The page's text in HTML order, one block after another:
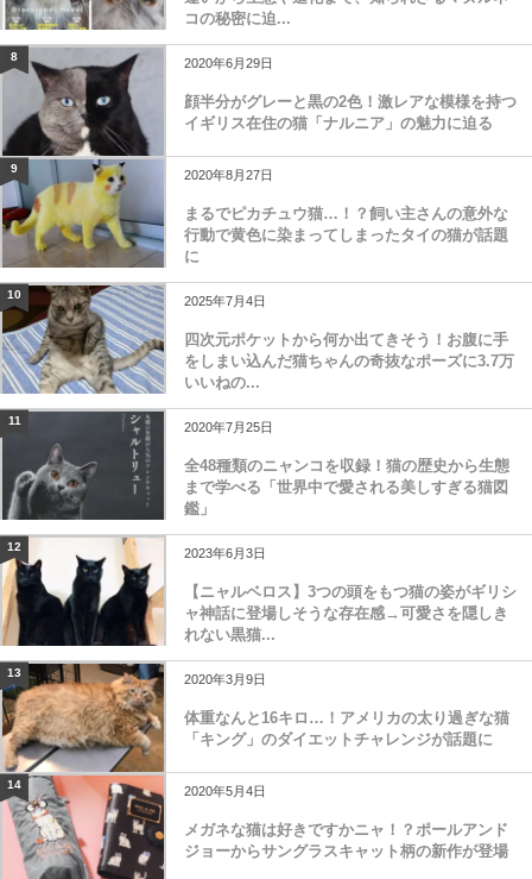
コの秘密に迫...
8 2020年6月29日
顔半分がグレーと黒の2色！激レアな模様を持つ
イギリス在住の猫「ナルニア」の魅力に迫る
9 2020年8月27日
まるでピカチュウ猫…！？飼い主さんの意外な
行動で黄色に染まってしまったタイの猫が話題
に
10 2025年7月4日
四次元ポケットから何か出てきそう！お腹に手
をしまい込んだ猫ちゃんの奇抜なポーズに3.7万
いいねの...
11 2020年7月25日
全48種類のニャンコを収録！猫の歴史から生態
まで学べる「世界中で愛される美しすぎる猫図
鑑」
12 2023年6月3日
【ニャルベロス】3つの頭をもつ猫の姿がギリシ
ャ神話に登場しそうな存在感→可愛さを隠しき
れない黒猫...
13 2020年3月9日
体重なんと16キロ…！アメリカの太り過ぎな猫
「キング」のダイエットチャレンジが話題に
14 2020年5月4日
メガネな猫は好きですかニャ！？ポールアンド
ジョーからサングラスキャット柄の新作が登場